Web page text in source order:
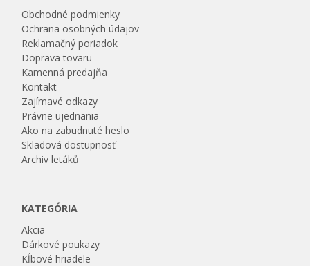
Obchodné podmienky
Ochrana osobných údajov
Reklamačný poriadok
Doprava tovaru
Kamenná predajňa
Kontakt
Zajímavé odkazy
Právne ujednania
Ako na zabudnuté heslo
Skladová dostupnosť
Archiv letáků
KATEGÓRIA
Akcia
Dárkové poukazy
Kĺbové hriadele